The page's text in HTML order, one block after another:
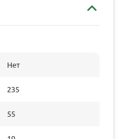
Нет
235
55